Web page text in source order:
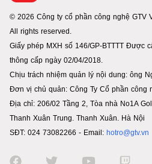
© 2026 Công ty cổ phần công nghệ GTV
All rights reserved.
Giấy phép MXH số 146/GP-BTTTT Được
thông cấp ngày 02/04/2018.
Chịu trách nhiệm quản lý nội dung: ông
Đơn vị chủ quản: Công Ty Cổ phần công
Địa chỉ: 206/02 Tầng 2, Tòa nhà No1A
Thanh Xuân Trung. Thanh Xuân. Hà Nội
SĐT: 024 73082266 - Email: hotro@gtv.vn